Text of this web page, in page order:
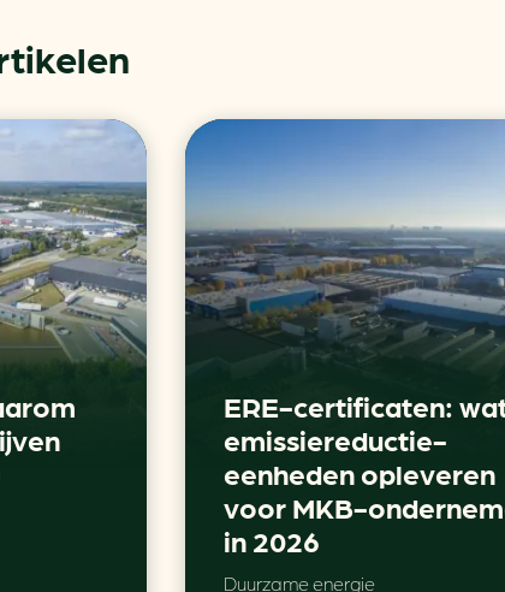
ERE-certificaten:
emissiereductie-
eenheden opleveren
voor MKB-
in 2026
Duurzame energie